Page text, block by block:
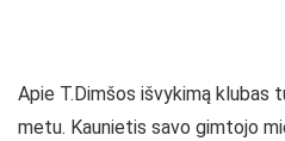
Apie T.Dimšos išvykimą klubas
metu. Kaunietis savo gimtojo